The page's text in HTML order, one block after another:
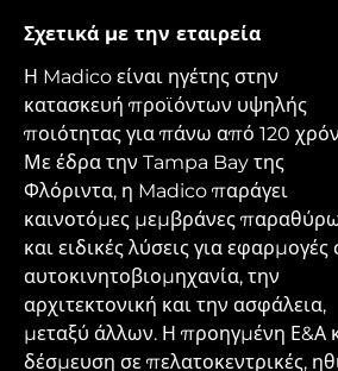
Σχετικά με την εταιρεία
Η Madico είναι ηγέτης στην
κατασκευή προϊόντων υψηλής
ποιότητας για πάνω από 120
Με έδρα την Tampa Bay της
Φλόριντα, η Madico παράγει
καινοτόμες μεμβράνες
και ειδικές λύσεις για εφαρμογές
αυτοκινητοβιομηχανία, την
αρχιτεκτονική και την ασφάλεια,
μεταξύ άλλων. Η προηγμένη Ε&Α
δέσμευση σε πελατοκεντρικές,